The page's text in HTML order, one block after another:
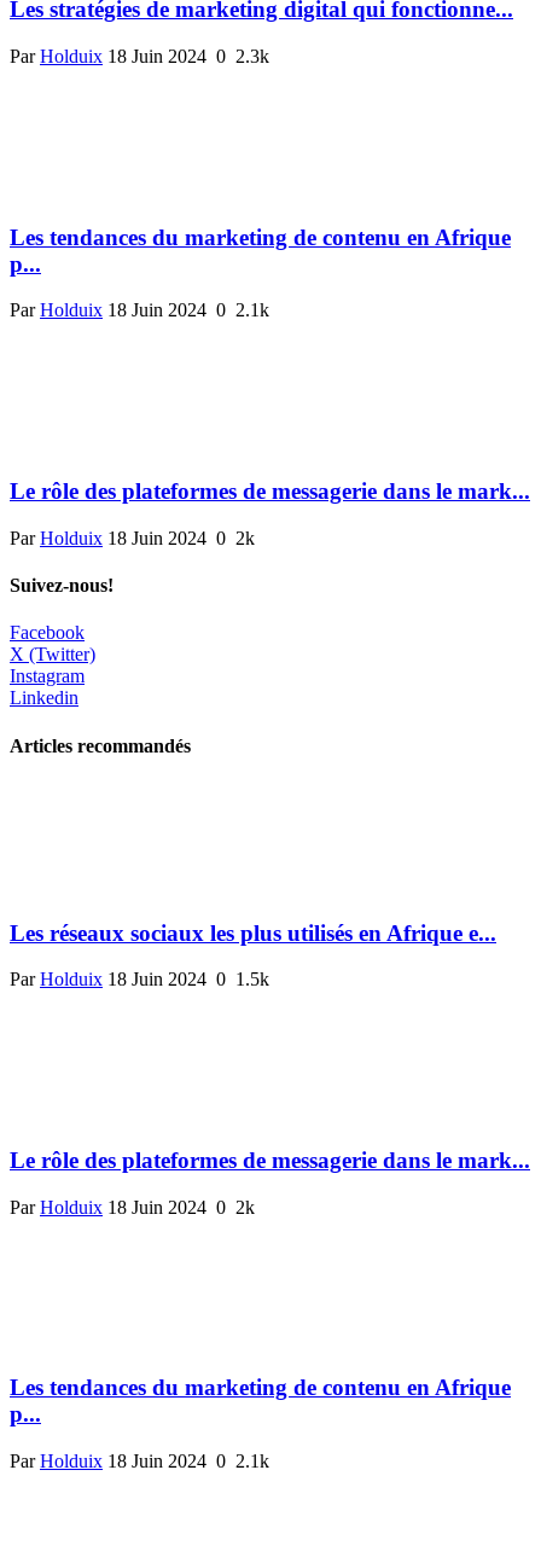
Les stratégies de marketing digital qui fonctionne...
ParHolduix 18 Juin 2024 0 2.3k
Les tendances du marketing de contenu en Afrique
p...
ParHolduix 18 Juin 2024 0 2.1k
Le rôle des plateformes de messagerie dans le mark...
ParHolduix 18 Juin 2024 0 2k
Suivez-nous!
Facebook
X (Twitter)
Instagram
Linkedin
Articles recommandés
Les réseaux sociaux les plus utilisés en Afrique e...
ParHolduix 18 Juin 2024 0 1.5k
Le rôle des plateformes de messagerie dans le mark...
ParHolduix 18 Juin 2024 0 2k
Les tendances du marketing de contenu en Afrique
p...
ParHolduix 18 Juin 2024 0 2.1k